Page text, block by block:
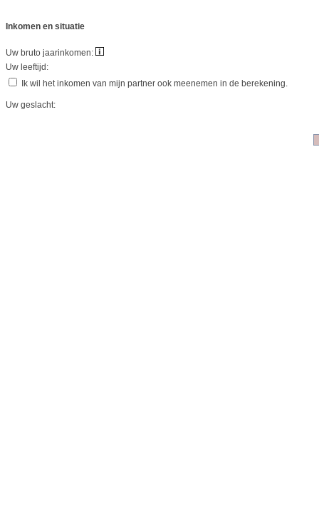
Inkomen en situatie
Uw bruto jaarinkomen:
Uw leeftijd:
Ik wil het inkomen van mijn partner ook meenemen in de berekening.
Uw geslacht: